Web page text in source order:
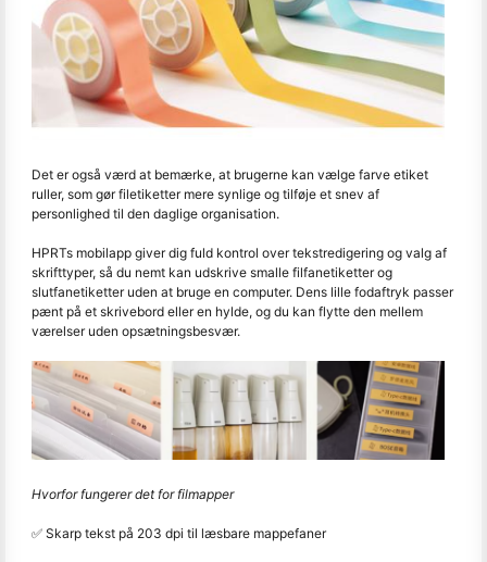
Det er også værd at bemærke, at brugerne kan vælge farve etiket
ruller, som gør filetiketter mere synlige og tilføje et snev af
personlighed til den daglige organisation.
HPRTs mobilapp giver dig fuld kontrol over tekstredigering og valg af
skrifttyper, så du nemt kan udskrive smalle filfanetiketter og
slutfanetiketter uden at bruge en computer. Dens lille fodaftryk passer
pænt på et skrivebord eller en hylde, og du kan flytte den mellem
værelser uden opsætningsbesvær.
Hvorfor fungerer det for filmapper
✅ Skarp tekst på 203 dpi til læsbare mappefaner